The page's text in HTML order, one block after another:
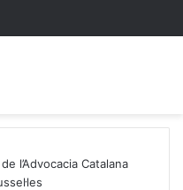
l’Advocacia Catalana